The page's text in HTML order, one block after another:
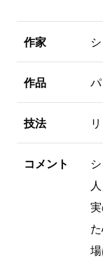
作家
作品
技法
コメント